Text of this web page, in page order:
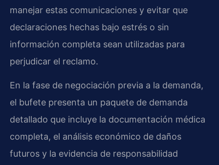
manejar estas comunicaciones y evitar que
declaraciones hechas bajo estrés o sin
información completa sean utilizadas para
perjudicar el reclamo.
En la fase de negociación previa a la demanda,
el bufete presenta un paquete de demanda
detallado que incluye la documentación médica
completa, el análisis económico de daños
futuros y la evidencia de responsabilidad